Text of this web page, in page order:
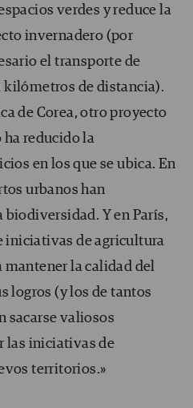
verdes y reduce la
invernadero (por
el transporte de
de distancia).
de Corea, otro proyecto
reducido la
en los que se ubica. En
urbanos han
biodiversidad. Y en París,
iniciativas de agricultura
la calidad del
logros (y los de tantos
sacarse valiosos
las iniciativas de
territorios.»